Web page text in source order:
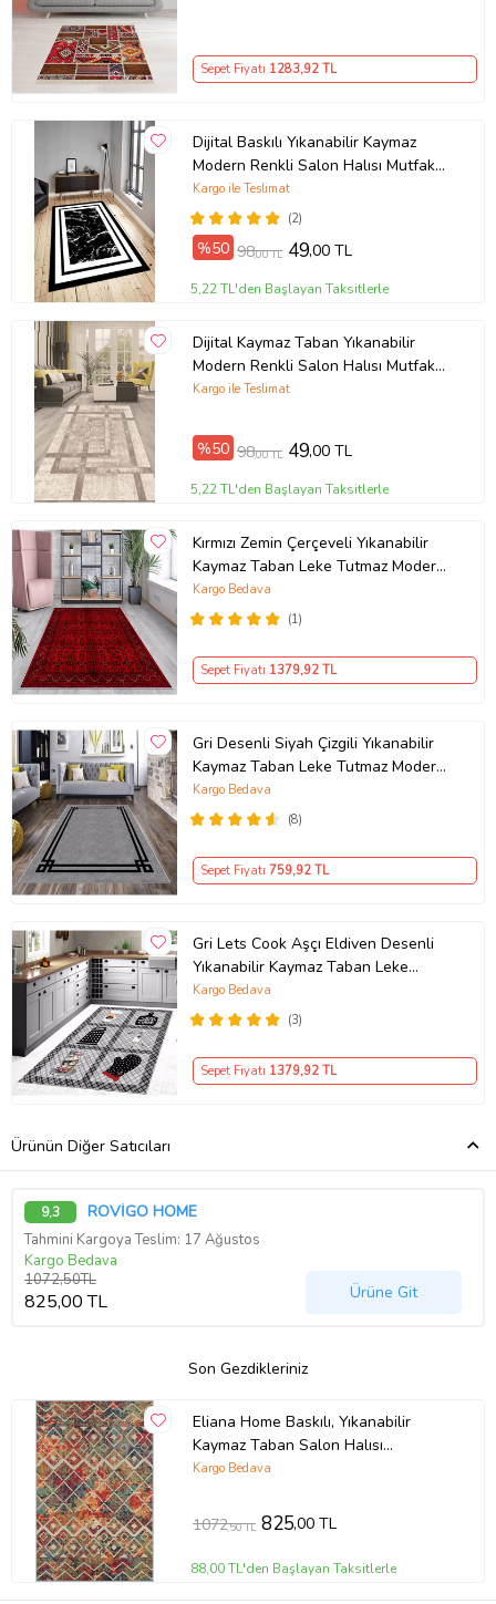
Sepet Fiyatı 1283,92 TL
Dijital Baskılı Yıkanabilir Kaymaz
Modern Renkli Salon Halısı Mutfak
Halısı Yolluk ND-HY-963 (Siyah)
(2)
Kargo ile Teslimat
%50 98,00 TL 49,00 TL
5,22 TL'den Başlayan Taksitlerle
Dijital Kaymaz Taban Yıkanabilir
Modern Renkli Salon Halısı Mutfak
Halısı Yolluk ND-HT-94 (Kahverengi)
Kargo ile Teslimat
%50 98,00 TL 49,00 TL
5,22 TL'den Başlayan Taksitlerle
Kırmızı Zemin Çerçeveli Yıkanabilir
Kaymaz Taban Leke Tutmaz Modern
Salon Halısı ve Yolluk (Koyu Kırmızı)
(1)
Kargo Bedava
Sepet Fiyatı 1379,92 TL
Gri Desenli Siyah Çizgili Yıkanabilir
Kaymaz Taban Leke Tutmaz Modern
Salon Halısı ve Yolluk
(8)
Kargo Bedava
Sepet Fiyatı 759,92 TL
Gri Lets Cook Aşçı Eldiven Desenli
Yıkanabilir Kaymaz Taban Leke
Tutmaz Modern Mutfak Halısı
(3)
Kargo Bedava
Sepet Fiyatı 1379,92 TL
Ürünün Diğer Satıcıları
9,3 ROVİGO HOME
Tahmini Kargoya Teslim: 17 Ağustos
Kargo Bedava
1072,50TL
825,00 TL Ürüne Git
Son Gezdikleriniz
Eliana Home Baskılı, Yıkanabilir
Kaymaz Taban Salon Halısı
LNA0493 100x150 cm (Kırmızı)
Kargo Bedava
1072,50 TL 825,00 TL
88,00 TL'den Başlayan Taksitlerle